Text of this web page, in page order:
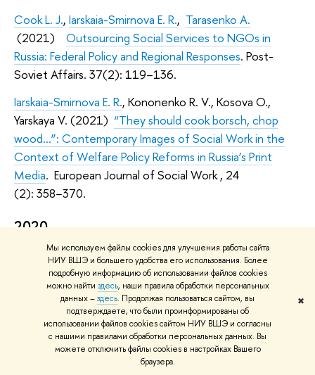
Мы используем файлы cookies для улучшения работы сайта
НИУ ВШЭ и большего удобства его использования. Более
подробную информацию об использовании файлов cookies
можно найти здесь, наши правила обработки персональных
данных –здесь. Продолжая пользоваться сайтом, вы
подтверждаете, что были проинформированы об
использовании файлов cookies сайтом НИУ ВШЭ и согласны
с нашими правилами обработки персональных данных. Вы
можете отключить файлы cookies в настройках Вашего
браузера.
✖
Cook L. J., Iarskaia-Smirnova E. R., Tarasenko A.
(2021) Outsourcing Social Services to NGOs in
Russia: Federal Policy and Regional Responses. Post-
Soviet Affairs. 37(2): 119−136.
Iarskaia-Smirnova E. R., Kononenko R. V., Kosova O.,
Yarskaya V. (2021) “They should cook borsch, chop
wood…”: Contemporary Images of Social Work in the
Context of Welfare Policy Reforms in Russia’s Print
Media. European Journal of Social Work , 24
(2): 358−370.
2020
Titterton М., Kuuse R., Zsuzsa K., Bugarszki Z.
(2020)Deinstitutionalisation and Recommunalisation in
Estonia and Hungary: a Tale of Two States.European
Journal of Social Work .
Chiarvesio F.(2020)The Stagnation of Anti-corruption
Studies on Russia: What should be Done to Reverse the